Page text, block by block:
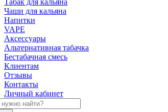
Табак для кальяна
Чаши для кальяна
Напитки
VAPE
Аксессуары
Альтернативная табачка
Бестабачная смесь
Клиентам
Отзывы
Контакты
Личный кабинет